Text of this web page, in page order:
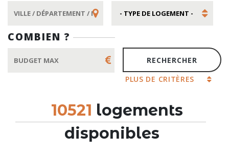
COMBIEN ?
PLUS DE CRITÈRES
10521 logements
disponibles